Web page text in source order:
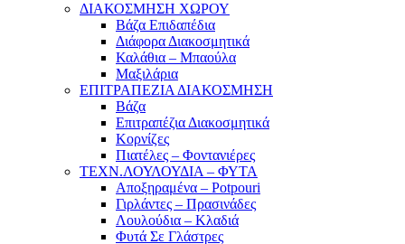
ΔΙΑΚΟΣΜΗΣΗ ΧΩΡΟΥ
Βάζα Επιδαπέδια
Διάφορα Διακοσμητικά
Καλάθια – Μπαούλα
Μαξιλάρια
ΕΠΙΤΡΑΠΕΖΙΑ ΔΙΑΚΟΣΜΗΣΗ
Βάζα
Επιτραπέζια Διακοσμητικά
Κορνίζες
Πιατέλες – Φοντανιέρες
ΤΕΧΝ.ΛΟΥΛΟΥΔΙΑ – ΦΥΤΑ
Αποξηραμένα – Potpouri
Γιρλάντες – Πρασινάδες
Λουλούδια – Κλαδιά
Φυτά Σε Γλάστρες